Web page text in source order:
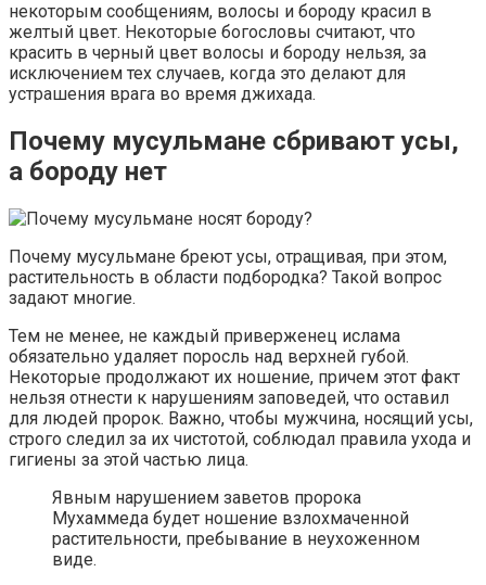
некоторым сообщениям, волосы и бороду красил в
желтый цвет. Некоторые богословы считают, что
красить в черный цвет волосы и бороду нельзя, за
исключением тех случаев, когда это делают для
устрашения врага во время джихада.
Почему мусульмане сбривают усы,
а бороду нет
Почему мусульмане бреют усы, отращивая, при этом,
растительность в области подбородка? Такой вопрос
задают многие.
Тем не менее, не каждый приверженец ислама
обязательно удаляет поросль над верхней губой.
Некоторые продолжают их ношение, причем этот факт
нельзя отнести к нарушениям заповедей, что оставил
для людей пророк. Важно, чтобы мужчина, носящий усы,
строго следил за их чистотой, соблюдал правила ухода и
гигиены за этой частью лица.
Явным нарушением заветов пророка
Мухаммеда будет ношение взлохмаченной
растительности, пребывание в неухоженном
виде.